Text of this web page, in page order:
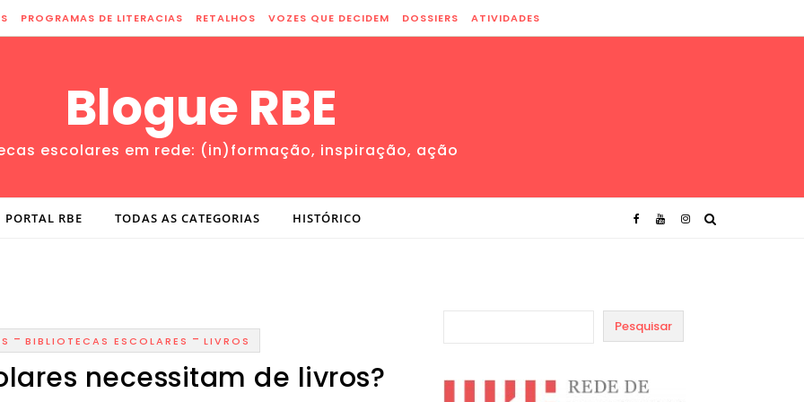
PROGRAMAS DE LITERACIAS RETALHOS VOZES QUE DECIDEM DOSSIERS ATIVIDADES
Blogue RBE
escolares em rede: (in)formação, inspiração, ação
PORTAL RBE TODAS AS CATEGORIAS HISTÓRICO
- BIBLIOTECAS ESCOLARES - LIVROS
necessitam de livros?
Pesquisar